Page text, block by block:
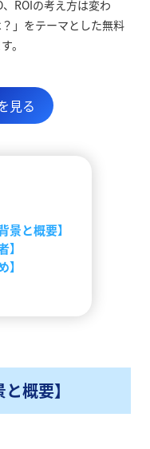
ROIの考え方は変わ
」をテーマとした無料
。
見る
景と概要】
】
】
概要】